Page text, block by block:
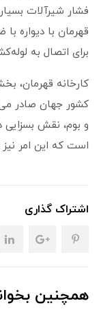
فشار شیرآلات
قهرمان با دیواره
برای اتصال به
کشور جهان صادر
است که این امر
اشتراک گذاری
همچنین